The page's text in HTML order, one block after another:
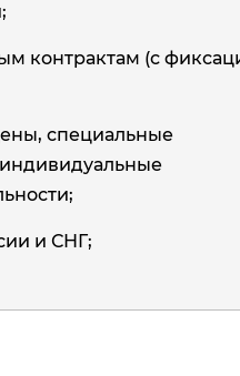
контрактам (с
специальные
и СНГ;